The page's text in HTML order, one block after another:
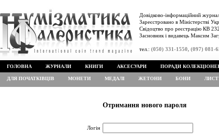
Довідково-інформаційний
Зареєстровано в Міністерстві
Свідоцтво про реєстрацію КВ
Засновник і видавець Максим
тел.: (050) 331-1550, (097) 081-
ГОЛОВНА ЖУРНАЛИ КНИГИ АКСЕСУАРИ ПОРАДИ
ДЛЯ ПОЧАТКІВЦІВ МОНЕТИ МЕДАЛІ ЖЕТОНИ БОНИ
Отримання нового пароля
Логін